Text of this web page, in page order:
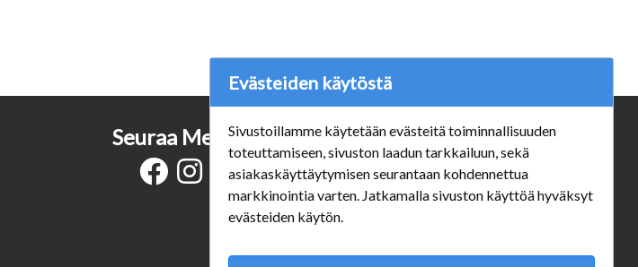
Verkkokauppa
#Yhteiskuntavastuu
#porvoonsithlord
Mannerheiminkatu 10 Aukioloajat:
Seuraa Meitä
Evästeiden käytöstä
Sivustoillamme käytetään evästeitä toiminnallisuuden
toteuttamiseen, sivuston laadun tarkkailuun, sekä
asiakaskäyttäytymisen seurantaan kohdennettua
markkinointia varten. Jatkamalla sivuston käyttöä hyväksyt
evästeiden käytön.